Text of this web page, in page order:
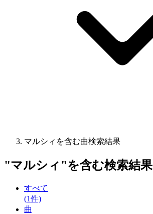
マルシィを含む曲検索結果
"マルシィ "を含む検索結果
すべて
(1件)
曲